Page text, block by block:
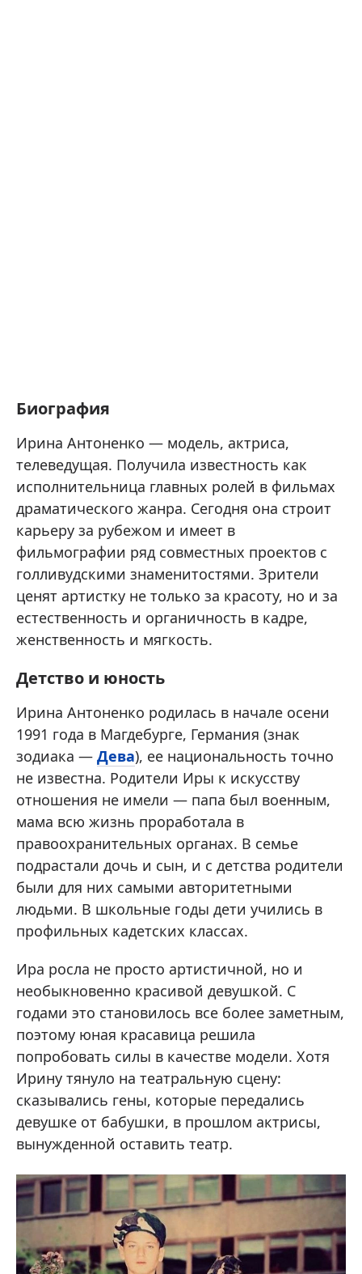
Биография
Ирина Антоненко — модель, актриса,
телеведущая. Получила известность как
исполнительница главных ролей в фильмах
драматического жанра. Сегодня она строит
карьеру за рубежом и имеет в
фильмографии ряд совместных проектов с
голливудскими знаменитостями. Зрители
ценят артистку не только за красоту, но и за
естественность и органичность в кадре,
женственность и мягкость.
Детство и юность
Ирина Антоненко родилась в начале осени
1991 года в Магдебурге, Германия (знак
зодиака — Дева), ее национальность точно
не известна. Родители Иры к искусству
отношения не имели — папа был военным,
мама всю жизнь проработала в
правоохранительных органах. В семье
подрастали дочь и сын, и с детства родители
были для них самыми авторитетными
людьми. В школьные годы дети учились в
профильных кадетских классах.
Ира росла не просто артистичной, но и
необыкновенно красивой девушкой. С
годами это становилось все более заметным,
поэтому юная красавица решила
попробовать силы в качестве модели. Хотя
Ирину тянуло на театральную сцену:
сказывались гены, которые передались
девушке от бабушки, в прошлом актрисы,
вынужденной оставить театр.